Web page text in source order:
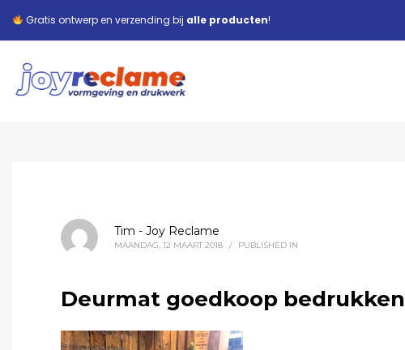
Gratis ontwerp en verzending bij alle producten!
Tim - Joy Reclame
MAANDAG, 12 MAART 2018 / PUBLISHED IN
Deurmat goedkoop bedrukken